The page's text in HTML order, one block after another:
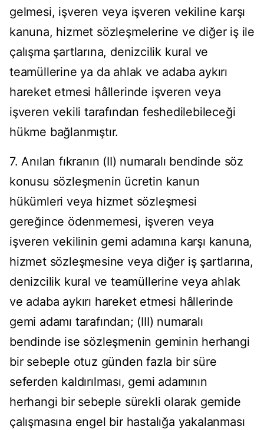
gelmesi, işveren veya işveren vekiline karşı
kanuna, hizmet sözleşmelerine ve diğer iş ile
çalışma şartlarına, denizcilik kural ve
teamüllerine ya da ahlak ve adaba aykırı
hareket etmesi hâllerinde işveren veya
işveren vekili tarafından feshedilebileceği
hükme bağlanmıştır.
7. Anılan fıkranın (II) numaralı bendinde söz
konusu sözleşmenin ücretin kanun
hükümleri veya hizmet sözleşmesi
gereğince ödenmemesi, işveren veya
işveren vekilinin gemi adamına karşı kanuna,
hizmet sözleşmesine veya diğer iş şartlarına,
denizcilik kural ve teamüllerine veya ahlak
ve adaba aykırı hareket etmesi hâllerinde
gemi adamı tarafından; (III) numaralı
bendinde ise sözleşmenin geminin herhangi
bir sebeple otuz günden fazla bir süre
seferden kaldırılması, gemi adamının
herhangi bir sebeple sürekli olarak gemide
çalışmasına engel bir hastalığa yakalanması